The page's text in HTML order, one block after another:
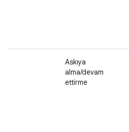
Askıya
alma/devam
ettirme